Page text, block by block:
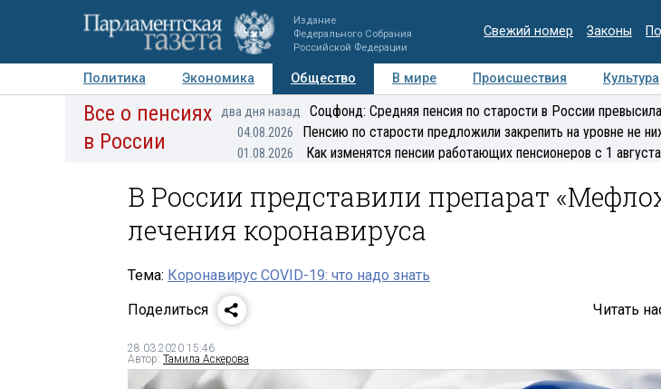
Издание
Федерального Собрания
Российской Федерации
Свежий номер Законы
Политика Экономика Общество В мире Происшествия Культура
Авторы Персоны Мнения Регионы Медиацентр Интервью
Все о пенсиях
в России
два дня назад Соцфонд: Средняя пенсия по старости в России
04.08.2026 Пенсию по старости предложили закрепить на уровне не
01.08.2026 Как изменятся пенсии работающих пенсионеров с 1 августа
В России представили препарат
лечения коронавируса
Тема: Коронавирус COVID-19: что надо знать
Поделиться
Читать
28.03.2020 15:46
Автор: Тамила Аскерова